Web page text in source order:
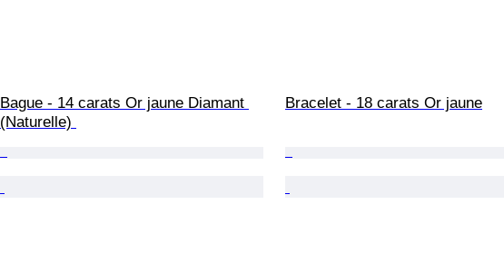
Bague - 14 carats Or jaune Diamant
(Naturelle)
Bracelet - 18 carats Or jaune